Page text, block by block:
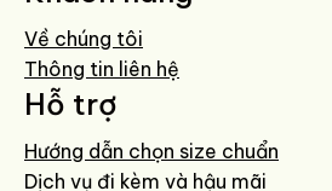
Về chúng tôi
Thông tin liên hệ
Hỗ trợ
Hướng dẫn chọn size chuẩn
Dịch vụ đi kèm và hậu mãi